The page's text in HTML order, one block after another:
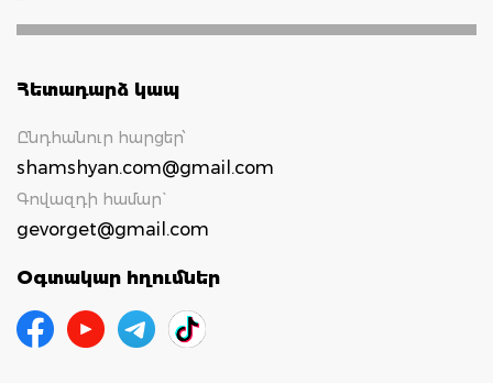
Հետադարձ կապ
Ընդհանուր հարցեր՝
shamshyan.com@gmail.com
Գովազդի համար`
gevorget@gmail.com
Օգտակար հղումներ